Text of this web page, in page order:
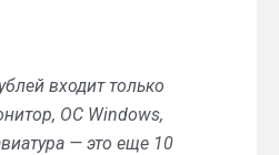
входит только
ОС Windows,
— это еще 10